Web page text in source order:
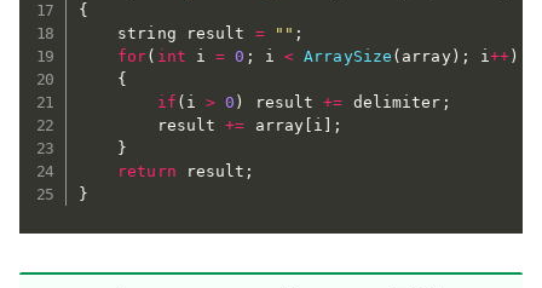
{
    string result
= "" ;
for( int i = 0 ; i < ArraySize ( array) ; i++ )
{
if ( i > 0 ) result += delimiter ;
        result
+= array i
;
}
return result ;
}